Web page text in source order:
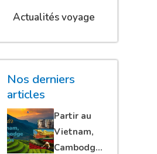
Actualités voyage
Nos derniers
articles
Partir au
Vietnam,
Cambodge